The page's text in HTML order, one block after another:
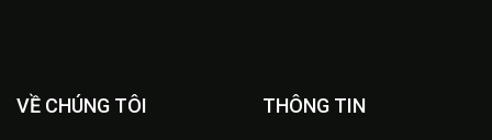
VỀ CHÚNG TÔI THÔNG TIN